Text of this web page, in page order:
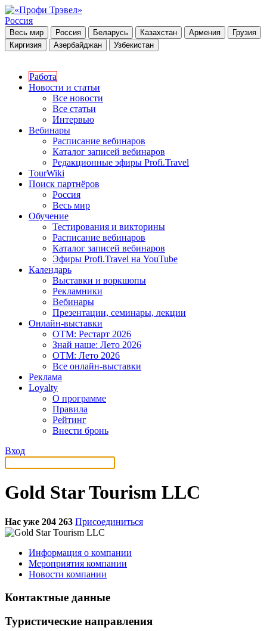
Россия
Весь мир Россия Беларусь Казахстан Армения
Грузия
Киргизия
Азербайджан Узбекистан
Работа
Новости и статьи
Все новости
Все статьи
Интервью
Вебинары
Расписание вебинаров
Каталог записей вебинаров
Редакционные эфиры Profi.Travel
TourWiki
Поиск партнёров
Россия
Весь мир
Обучение
Тестирования и викторины
Расписание вебинаров
Каталог записей вебинаров
Эфиры Profi.Travel на YouTube
Календарь
Выставки и воркшопы
Рекламники
Вебинары
Презентации, семинары, лекции
Онлайн-выставки
OTM: Рестарт 2026
Знай наше: Лето 2026
OTM: Лето 2026
Все онлайн-выставки
Реклама
Loyalty
О программе
Правила
Рейтинг
Внести бронь
Вход
Gold Star Tourism LLC
Нас уже 204 263 Присоединиться
Информация о компании
Мероприятия компании
Новости компании
Контактные данные
Туристическиe направления